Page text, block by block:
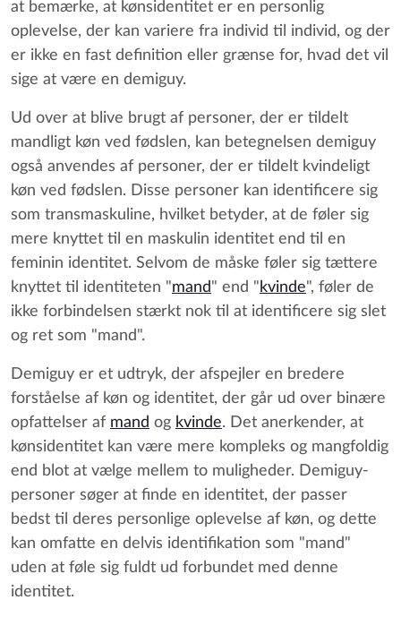
at bemærke, at kønsidentitet er en personlig
oplevelse, der kan variere fra individ til individ, og der
er ikke en fast definition eller grænse for, hvad det vil
sige at være en demiguy.
Ud over at blive brugt af personer, der er tildelt
mandligt køn ved fødslen, kan betegnelsen demiguy
også anvendes af personer, der er tildelt kvindeligt
køn ved fødslen. Disse personer kan identificere sig
som transmaskuline, hvilket betyder, at de føler sig
mere knyttet til en maskulin identitet end til en
feminin identitet. Selvom de måske føler sig tættere
knyttet til identiteten "mand" end " kvinde", føler de
ikke forbindelsen stærkt nok til at identificere sig slet
og ret som "mand".
Demiguy er et udtryk, der afspejler en bredere
forståelse af køn og identitet, der går ud over binære
opfattelser af mand og kvinde. Det anerkender, at
kønsidentitet kan være mere kompleks og mangfoldig
end blot at vælge mellem to muligheder. Demiguy-
personer søger at finde en identitet, der passer
bedst til deres personlige oplevelse af køn, og dette
kan omfatte en delvis identifikation som "mand"
uden at føle sig fuldt ud forbundet med denne
identitet.